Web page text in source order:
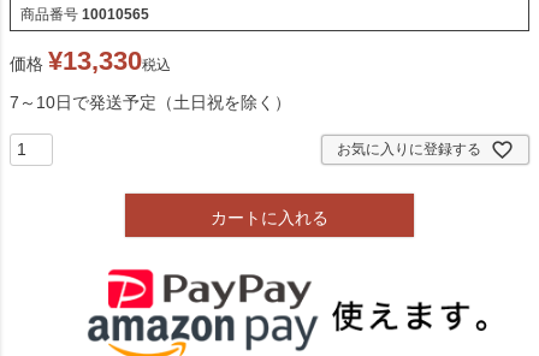
商品番号 10010565
価格 ¥13,330税込
7～10日で発送予定（土日祝を除く）
お気に入りに登録する
カートに入れる